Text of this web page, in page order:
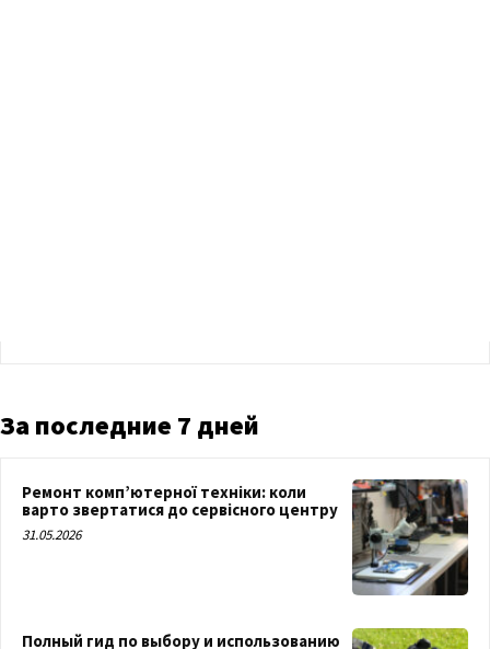
За последние 7 дней
Ремонт комп’ютерної техніки: коли
варто звертатися до сервісного центру
31.05.2026
Полный гид по выбору и использованию